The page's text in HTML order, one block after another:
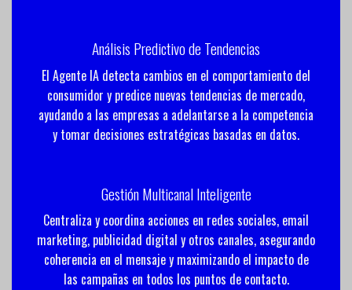
Análisis Predictivo de Tendencias
El Agente IA detecta cambios en el comportamiento del
consumidor y predice nuevas tendencias de mercado,
ayudando a las empresas a adelantarse a la competencia
y tomar decisiones estratégicas basadas en datos.
Gestión Multicanal Inteligente
Centraliza y coordina acciones en redes sociales, email
marketing, publicidad digital y otros canales, asegurando
coherencia en el mensaje y maximizando el impacto de
las campañas en todos los puntos de contacto.